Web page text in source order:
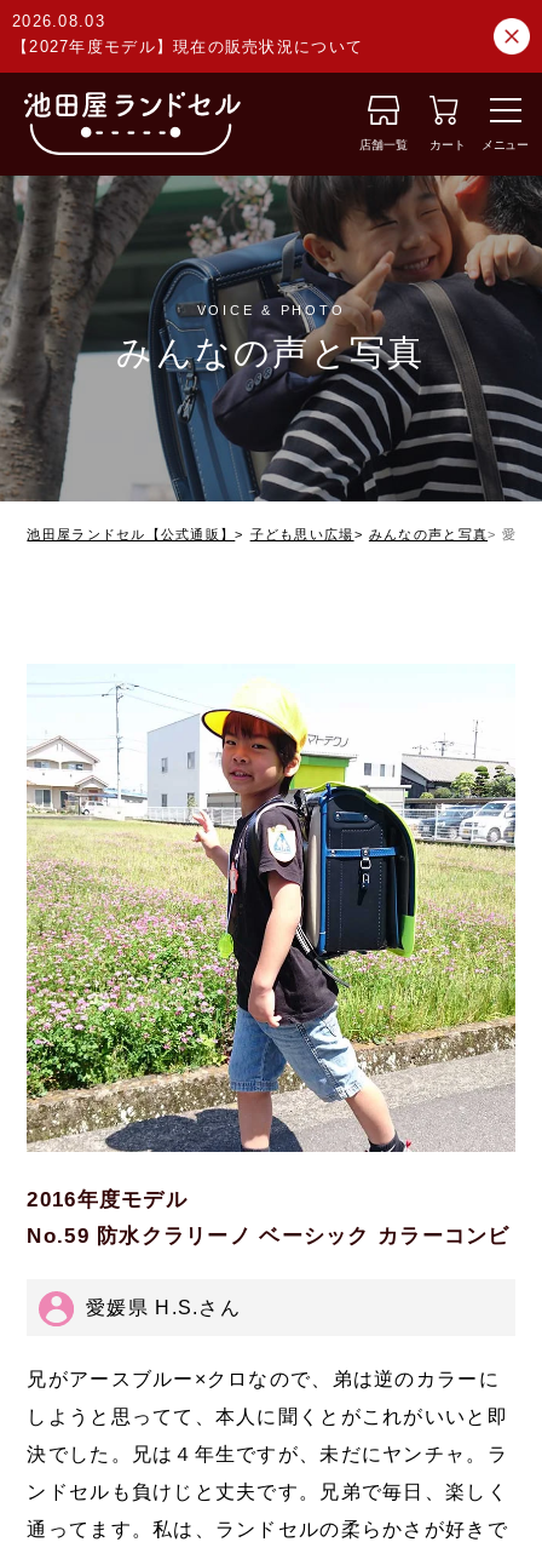
2026.08.03
【2027年度モデル】現在の販売状況について
店舗一覧 カート メニュー
VOICE & PHOTO
みんなの声と写真
池田屋ランドセル【公式通販】 子ども思い広場 みんなの声と写真 愛媛
2016年度モデル
No.59 防水クラリーノ ベーシック カラーコンビ
愛媛県 H.S.さん
兄がアースブルー×クロなので、弟は逆のカラーに
しようと思ってて、本人に聞くとがこれがいいと即
決でした。兄は４年生ですが、未だにヤンチャ。ラ
ンドセルも負けじと丈夫です。兄弟で毎日、楽しく
通ってます。私は、ランドセルの柔らかさが好きで